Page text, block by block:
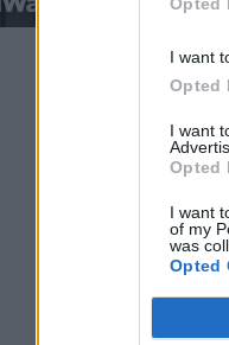
I want
Opted
I want
Opted
I want
of my
was
Opted